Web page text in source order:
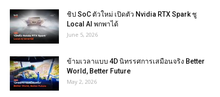
ชิป SoC ตัวใหม่ เปิดตัว Nvidia RTX Spark ชู
Local AI พกพาได้
June 5, 2026
ข้ามเวลาแบบ 4D นิทรรศการเสมือนจริง Better
World, Better Future
May 2, 2026